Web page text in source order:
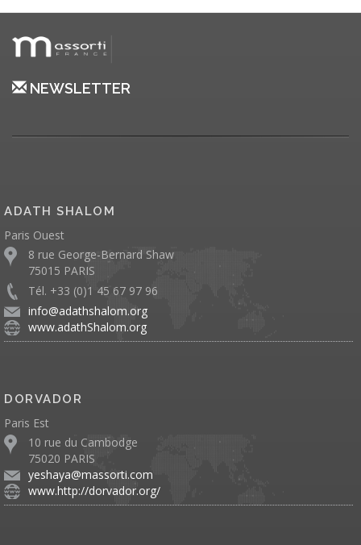
NEWSLETTER
ADATH SHALOM
Paris Ouest
8 rue George-Bernard Shaw
75015 PARIS
Tél. +33 (0)1 45 67 97 96
info@adathshalom.org
www.adathShalom.org
DORVADOR
Paris Est
10 rue du Cambodge
75020 PARIS
yeshaya@massorti.com
www.http://dorvador.org/